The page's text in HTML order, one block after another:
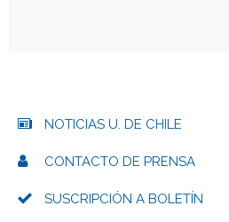
NOTICIAS U. DE CHILE
CONTACTO DE PRENSA
SUSCRIPCIÓN A BOLETÍN